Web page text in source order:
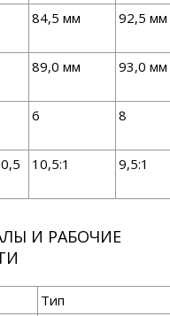
84,5 мм 92,5 мм
89,0 мм 93,0 мм
6 8
10,5:1 9,5:1
И РАБОЧИЕ
Тип